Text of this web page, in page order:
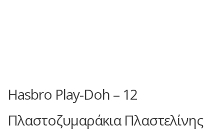
Hasbro Play-Doh – 12
Πλαστοζυμαράκια Πλαστελίνης